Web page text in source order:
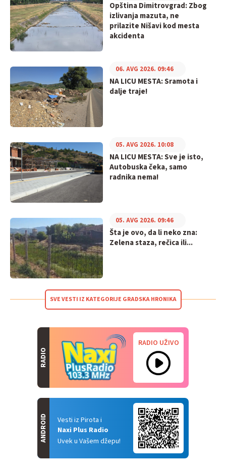
Opština Dimitrovgrad: Zbog
izlivanja mazuta, ne
prilazite Nišavi kod mesta
akcidenta
NA LICU MESTA: Sramota i
dalje traje!
06. AVG 2026. 09:46
NA LICU MESTA: Sve je isto,
Autobuska čeka, samo
radnika nema!
05. AVG 2026. 10:08
Šta je ovo, da li neko zna:
Zelena staza, rečica ili...
05. AVG 2026. 09:46
SVE VESTI IZ KATEGORIJE GRADSKA HRONIKA
RADIO
RADIO UŽIVO
Vesti iz Pirota i
Naxi Plus Radio
Uvek u Vašem džepu!
ANDROID